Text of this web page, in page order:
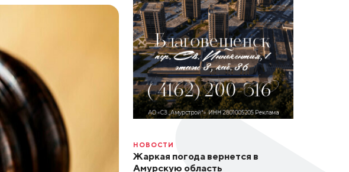
НОВОСТИ
Жаркая погода вернется в
Амурскую область